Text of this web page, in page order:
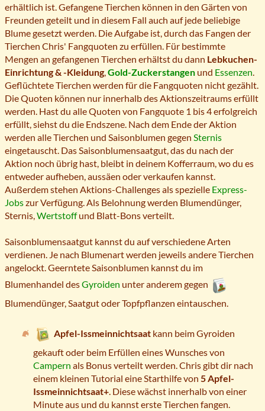
erhältlich ist. Gefangene Tierchen können in den Gärten von
Freunden geteilt und in diesem Fall auch auf jede beliebige
Blume gesetzt werden. Die Aufgabe ist, durch das Fangen der
Tierchen Chris' Fangquoten zu erfüllen. Für bestimmte
Mengen an gefangenen Tierchen erhältst du dann Lebkuchen-
Einrichtung & -Kleidung Gold-Zuckerstangen und Essenzen
Geflüchtete Tierchen werden für die Fangquoten nicht gezählt.
Die Quoten können nur innerhalb des Aktionszeitraums erfüllt
werden. Hast du alle Quoten von Fangquote 1 bis 4 erfolgreich
erfüllt, siehst du die Endszene. Nach dem Ende der Aktion
werden alle Tierchen und Saisonblumen gegen Sternis
eingetauscht. Das Saisonblumensaatgut, das du nach der
Aktion noch übrig hast, bleibt in deinem Kofferraum, wo du es
entweder aufheben, aussäen oder verkaufen kannst.
Außerdem stehen Aktions-Challenges als spezielle Express-
Jobszur Verfügung. Als Belohnung werden Blumendünger,
Sternis, Wertstoffund Blatt-Bons verteilt.
Saisonblumensaatgut kannst du auf verschiedene Arten
verdienen. Je nach Blumenart werden jeweils andere Tierchen
angelockt. Geerntete Saisonblumen kannst du im
Blumenhandel desGyroiden unter anderem gegen
Blumendünger, Saatgut oder Topfpflanzen eintauschen.
Apfel-Issmeinnichtsaat kann beim Gyroiden
gekauft oder beim Erfüllen eines Wunsches von
Campern als Bonus verteilt werden. Chris gibt dir nach
einem kleinen Tutorial eine Starthilfe von 5 Apfel-
Issmeinnichtsaat+. Diese wächst innerhalb von einer
Minute aus und du kannst erste Tierchen fangen.